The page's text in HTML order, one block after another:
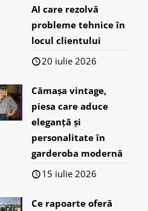
AI care rezolvă
probleme tehnice în
locul clientului
20 iulie 2026
Cămașa vintage,
piesa care aduce
eleganță și
personalitate în
garderoba modernă
15 iulie 2026
Ce rapoarte oferă